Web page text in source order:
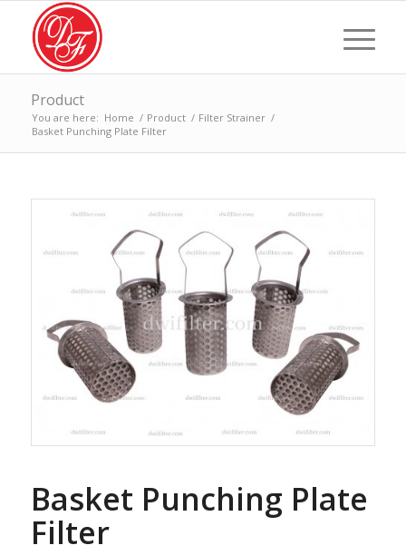
Product
You are here: Home / Product / Filter Strainer /
Basket Punching Plate Filter
Basket Punching Plate
Filter